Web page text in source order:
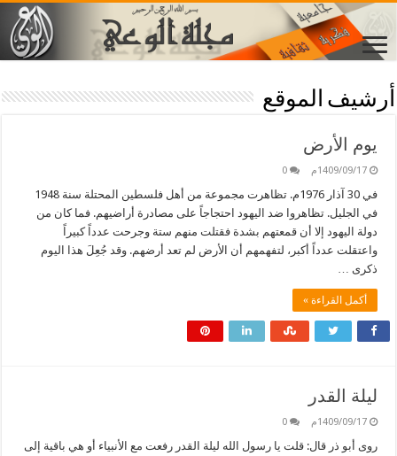
أرشيف الموقع
يوم الأرض
1409/09/17م 0
في 30 آذار 1976م. تظاهرت مجموعة من أهل فلسطين المحتلة سنة 1948
في الجليل. تظاهروا ضد اليهود احتجاجاً على مصادرة أراضيهم. فما كان من
دولة اليهود إلا أن قمعتهم بشدة فقتلت منهم ستة وجرحت عدداً كبيراً
واعتقلت عدداً أكبر، لتفهمهم أن الأرض لم تعد أرضهم. وقد جُعِلَ هذا اليوم
ذكرى …
أكمل القراءة »
ليلة القدر
1409/09/17م 0
روى أبو ذر قال: قلت يا رسول الله ليلة القدر رفعت مع الأنبياء أو هي باقية إلى